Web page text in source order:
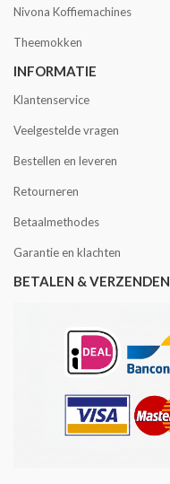
Nivona Koffiemachines
Theemokken
INFORMATIE
Klantenservice
Veelgestelde vragen
Bestellen en leveren
Retourneren
Betaalmethodes
Garantie en klachten
BETALEN & VERZENDEN